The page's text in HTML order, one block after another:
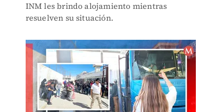
INM les brindo alojamiento mientras
resuelven su situación.